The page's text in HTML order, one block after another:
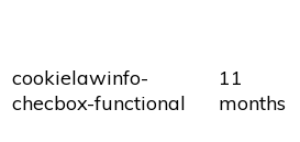
cookielawinfo-
checbox-functional
11
months